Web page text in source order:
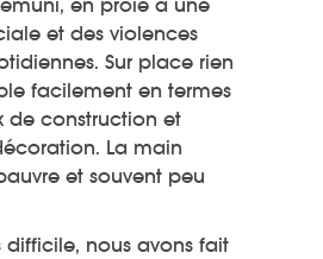
et des violences
Sur place rien
facilement en termes
de construction et
La main
et souvent peu
difficile, nous avons fait